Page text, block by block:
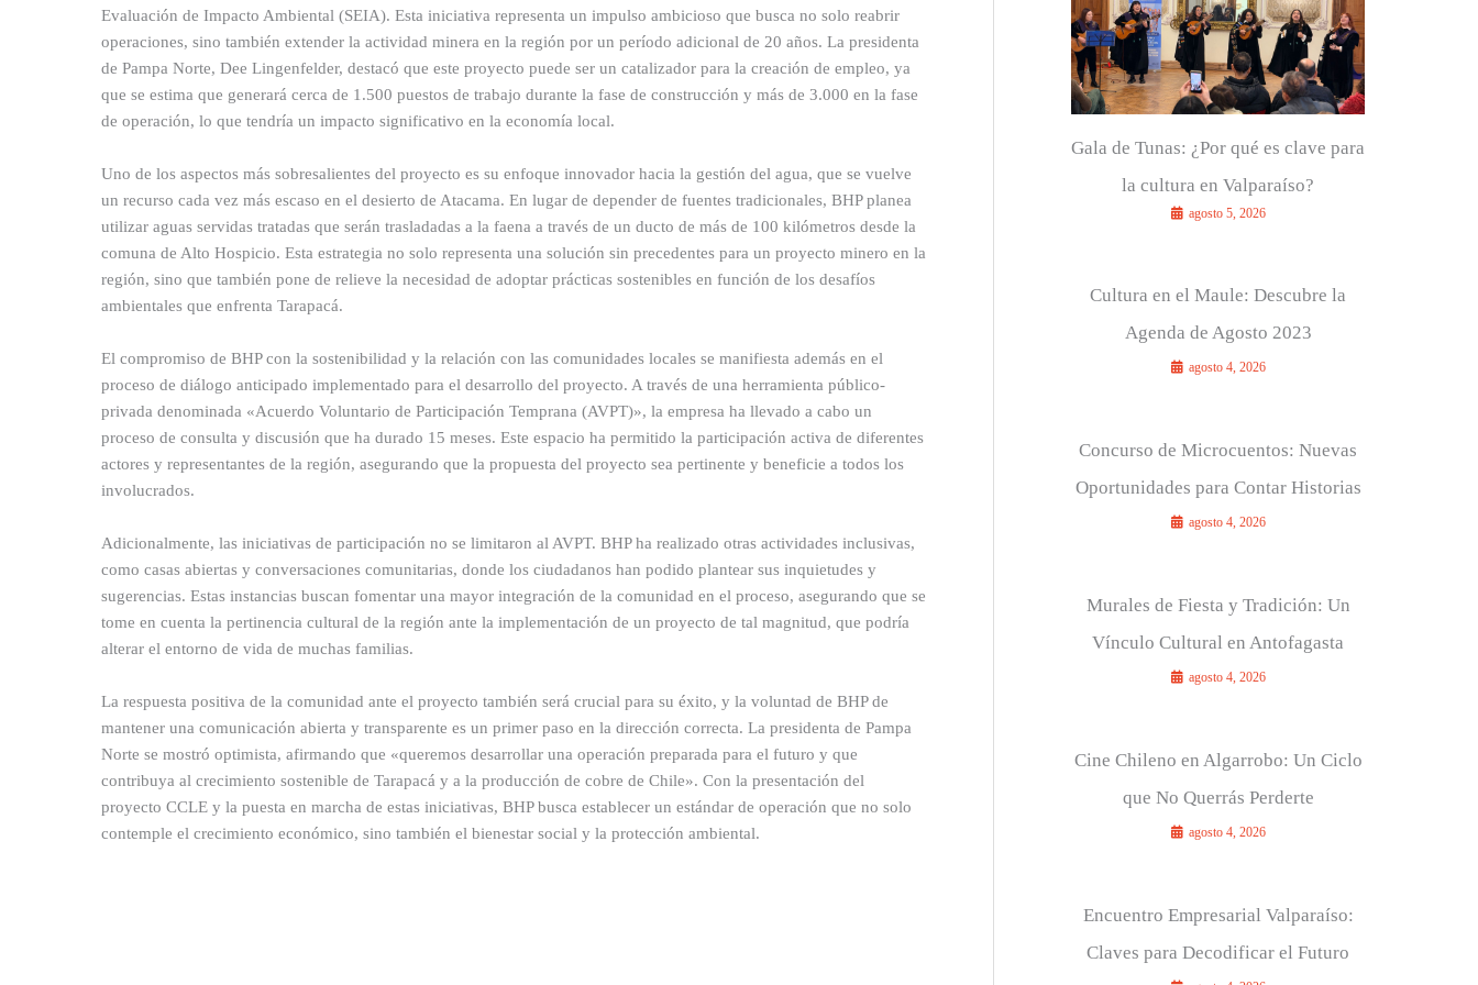
Evaluación de Impacto Ambiental (SEIA). Esta iniciativa representa un impulso ambicioso que busca no solo reabrir
operaciones, sino también extender la actividad minera en la región por un período adicional de 20 años. La presidenta
de Pampa Norte, Dee Lingenfelder, destacó que este proyecto puede ser un catalizador para la creación de empleo, ya
que se estima que generará cerca de 1.500 puestos de trabajo durante la fase de construcción y más de 3.000 en la fase
de operación, lo que tendría un impacto significativo en la economía local.
Uno de los aspectos más sobresalientes del proyecto es su enfoque innovador hacia la gestión del agua, que se vuelve
un recurso cada vez más escaso en el desierto de Atacama. En lugar de depender de fuentes tradicionales, BHP planea
utilizar aguas servidas tratadas que serán trasladadas a la faena a través de un ducto de más de 100 kilómetros desde la
comuna de Alto Hospicio. Esta estrategia no solo representa una solución sin precedentes para un proyecto minero en la
región, sino que también pone de relieve la necesidad de adoptar prácticas sostenibles en función de los desafíos
ambientales que enfrenta Tarapacá.
El compromiso de BHP con la sostenibilidad y la relación con las comunidades locales se manifiesta además en el
proceso de diálogo anticipado implementado para el desarrollo del proyecto. A través de una herramienta público-
privada denominada «Acuerdo Voluntario de Participación Temprana (AVPT)», la empresa ha llevado a cabo un
proceso de consulta y discusión que ha durado 15 meses. Este espacio ha permitido la participación activa de diferentes
actores y representantes de la región, asegurando que la propuesta del proyecto sea pertinente y beneficie a todos los
involucrados.
Adicionalmente, las iniciativas de participación no se limitaron al AVPT. BHP ha realizado otras actividades inclusivas,
como casas abiertas y conversaciones comunitarias, donde los ciudadanos han podido plantear sus inquietudes y
sugerencias. Estas instancias buscan fomentar una mayor integración de la comunidad en el proceso, asegurando que se
tome en cuenta la pertinencia cultural de la región ante la implementación de un proyecto de tal magnitud, que podría
alterar el entorno de vida de muchas familias.
La respuesta positiva de la comunidad ante el proyecto también será crucial para su éxito, y la voluntad de BHP de
mantener una comunicación abierta y transparente es un primer paso en la dirección correcta. La presidenta de Pampa
Norte se mostró optimista, afirmando que «queremos desarrollar una operación preparada para el futuro y que
contribuya al crecimiento sostenible de Tarapacá y a la producción de cobre de Chile». Con la presentación del
proyecto CCLE y la puesta en marcha de estas iniciativas, BHP busca establecer un estándar de operación que no solo
contemple el crecimiento económico, sino también el bienestar social y la protección ambiental.
Gala de Tunas: ¿Por qué es clave para
la cultura en Valparaíso?
agosto 5, 2026
Cultura en el Maule: Descubre la
Agenda de Agosto 2023
agosto 4, 2026
Concurso de Microcuentos: Nuevas
Oportunidades para Contar Historias
agosto 4, 2026
Murales de Fiesta y Tradición: Un
Vínculo Cultural en Antofagasta
agosto 4, 2026
Cine Chileno en Algarrobo: Un Ciclo
que No Querrás Perderte
agosto 4, 2026
Encuentro Empresarial Valparaíso:
Claves para Decodificar el Futuro